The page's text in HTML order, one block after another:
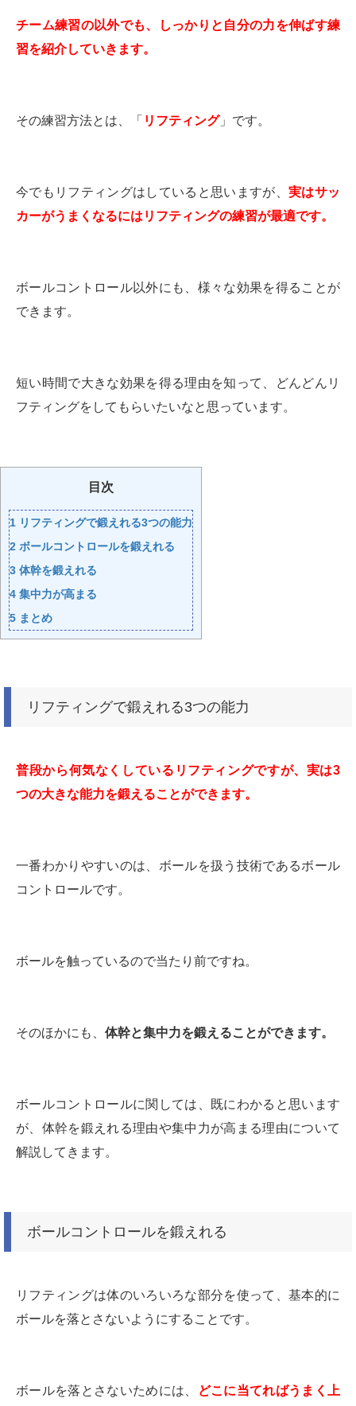
チーム練習の以外でも、しっかりと自分の力を伸ばす練
習を紹介していきます。
その練習方法とは、「 リフティング」です。
今でもリフティングはしていると思いますが、 実はサッ
カーがうまくなるにはリフティングの練習が最適です。
ボールコントロール以外にも、様々な効果を得ることが
できます。
短い時間で大きな効果を得る理由を知って、どんどんリ
フティングをしてもらいたいなと思っています。
目次
1 リフティングで鍛えれる3つの能力
2 ボールコントロールを鍛えれる
3 体幹を鍛えれる
4 集中力が高まる
5 まとめ
リフティングで鍛えれる3つの能力
普段から何気なくしているリフティングですが、実は3
つの大きな能力を鍛えることができます。
一番わかりやすいのは、ボールを扱う技術であるボール
コントロールです。
ボールを触っているので当たり前ですね。
そのほかにも、 体幹と集中力を鍛えることができます。
ボールコントロールに関しては、既にわかると思います
が、体幹を鍛えれる理由や集中力が高まる理由について
解説してきます。
ボールコントロールを鍛えれる
リフティングは体のいろいろな部分を使って、基本的に
ボールを落とさないようにすることです。
ボールを落とさないためには、 どこに当てればうまく上